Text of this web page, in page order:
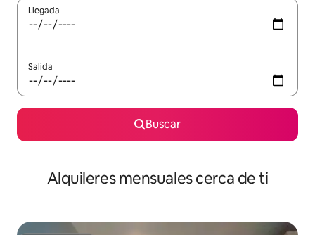
Llegada
Salida
Buscar
Alquileres mensuales cerca de ti